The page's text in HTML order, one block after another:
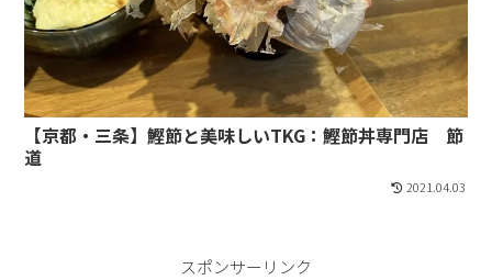
【京都・三条】鰹節と美味しいTKG：鰹節丼専門店 節
道
2021.04.03
スポンサーリンク